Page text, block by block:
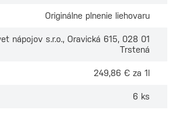
ročná 0,7l
164,30 €
Originálne plnenie liehovaru
nápojov s.r.o., Oravická 615, 028 01
Trstená
249,86 € za 1l
6 ks